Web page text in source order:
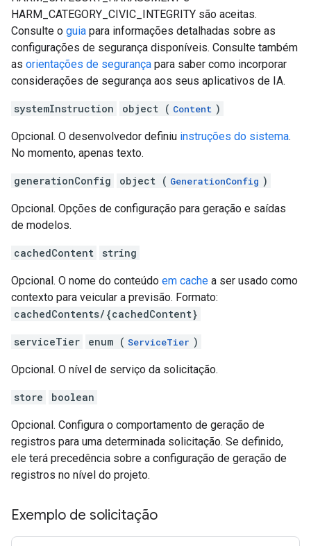
HARM_CATEGORY_CIVIC_INTEGRITY são aceitas.
Consulte o guia para informações detalhadas sobre as
configurações de segurança disponíveis. Consulte também
as orientações de segurança para saber como incorporar
considerações de segurança aos seus aplicativos de IA.
systemInstruction object ( Content )
Opcional. O desenvolvedor definiu instruções do sistema.
No momento, apenas texto.
generationConfig object ( GenerationConfig )
Opcional. Opções de configuração para geração e saídas
de modelos.
cachedContent string
Opcional. O nome do conteúdo em cache a ser usado como
contexto para veicular a previsão. Formato:
cachedContents/{cachedContent}
serviceTier enum ( ServiceTier )
Opcional. O nível de serviço da solicitação.
store boolean
Opcional. Configura o comportamento de geração de
registros para uma determinada solicitação. Se definido,
ele terá precedência sobre a configuração de geração de
registros no nível do projeto.
Exemplo de solicitação